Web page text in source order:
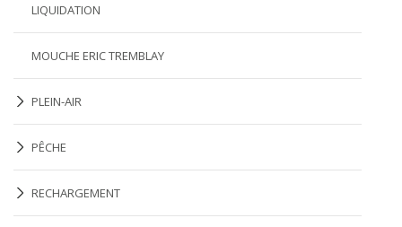
LIQUIDATION
MOUCHE ERIC TREMBLAY
PLEIN-AIR
PÊCHE
RECHARGEMENT